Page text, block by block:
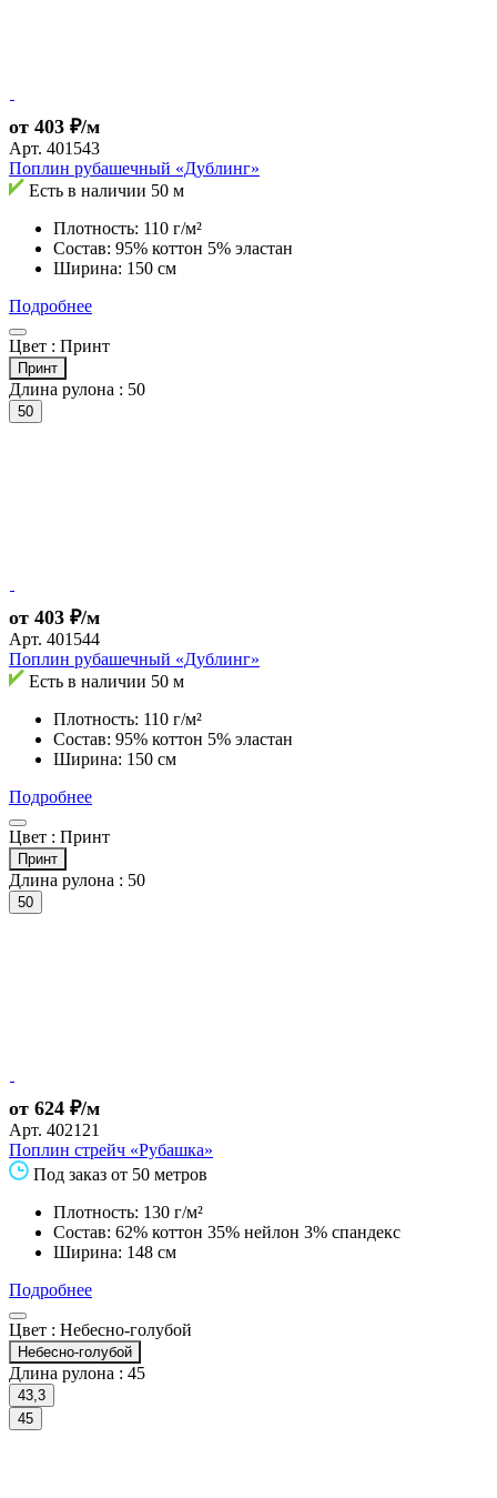
от 403 ₽/м
Арт. 401543
Поплин рубашечный «Дублинг»
Есть в наличии 50 м
Плотность: 110 г/м²
Состав: 95% коттон 5% эластан
Ширина: 150 см
Подробнее
Цвет : Принт
Принт
Длина рулона : 50
50
от 403 ₽/м
Арт. 401544
Поплин рубашечный «Дублинг»
Есть в наличии 50 м
Плотность: 110 г/м²
Состав: 95% коттон 5% эластан
Ширина: 150 см
Подробнее
Цвет : Принт
Принт
Длина рулона : 50
50
от 624 ₽/м
Арт. 402121
Поплин стрейч «Рубашка»
Под заказ от 50 метров
Плотность: 130 г/м²
Состав: 62% коттон 35% нейлон 3% спандекс
Ширина: 148 см
Подробнее
Цвет : Небесно-голубой
Небесно-голубой
Длина рулона : 45
43,3
45